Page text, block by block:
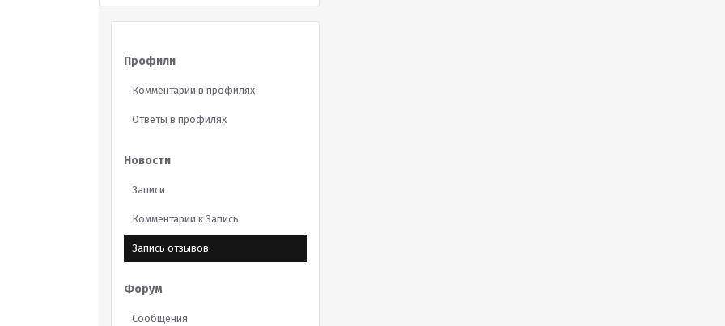
Профили
Комментарии в профилях
Ответы в профилях
Новости
Записи
Комментарии к Запись
Запись отзывов
Форум
Сообщения